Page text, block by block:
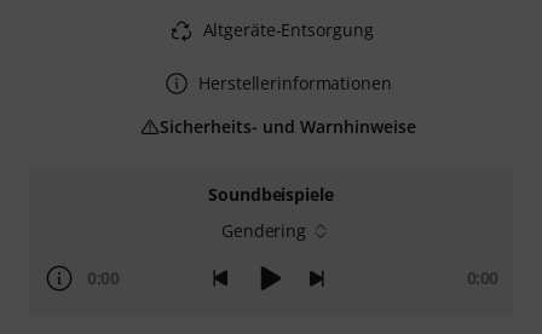
Soundbeispiele
Gendering
0:00 0:00
Altgeräte-Entsorgung
Herstellerinformationen
Sicherheits- und Warnhinweise